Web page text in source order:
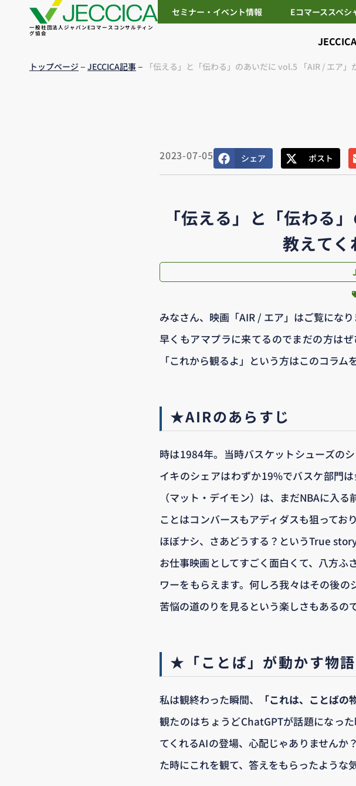
一般社団法人ジャパンEコマースコンサルティン
グ協会
セミナー・イベント情報 Eコマーススペ
トップページ– JECCICA記事– 「伝える」と「伝わる」のあいだに vol.5 「AIR / エア」
2023-07-05 シェア ポスト
「伝える」と「伝わる
教えてく
みなさん、映画「AIR / エア」はご覧になり
早くもアマプラに来てるのでまだの方は
「これから観るよ」という方はこのコラム
★AIRのあらすじ
時は1984年。当時バスケットシューズの
イキのシェアはわずか19%でバスケ部門
（マット・デイモン）は、まだNBAに入
ことはコンバースもアディダスも狙って
ほぼナシ、さあどうする？というTrue story
お仕事映画としてすごく面白くて、八方
ワーをもらえます。何しろ我々はその後
苦悩の道のりを見るという楽しさもあるので
★「ことば」が動かす物語
私は観終わった瞬間、 「これは、ことばの
観たのはちょうどChatGPTが話題になっ
てくれるAIの登場、心配じゃありません
た時にこれを観て、答えをもらったような